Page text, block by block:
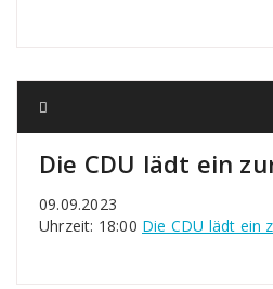
Die CDU lädt ein
09.09.2023
Uhrzeit: 18:00 Die CDU lädt ein